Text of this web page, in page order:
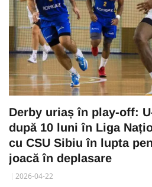
Derby uriaș în play-off:
după 10 luni în Liga
cu CSU Sibiu în lupta
joacă în deplasare
2026-04-22